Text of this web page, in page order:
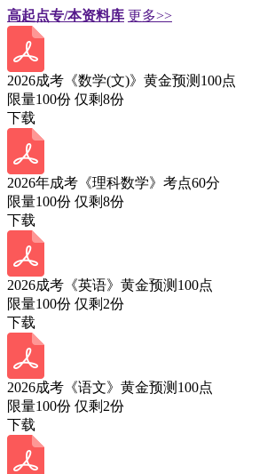
高起点专/本资料库 更多>>
2026成考《数学(文)》黄金预测100点
限量100份 仅剩8份
下载
2026年成考《理科数学》考点60分
限量100份 仅剩8份
下载
2026成考《英语》黄金预测100点
限量100份 仅剩 2份
下载
2026成考《语文》黄金预测100点
限量100份 仅剩 2份
下载